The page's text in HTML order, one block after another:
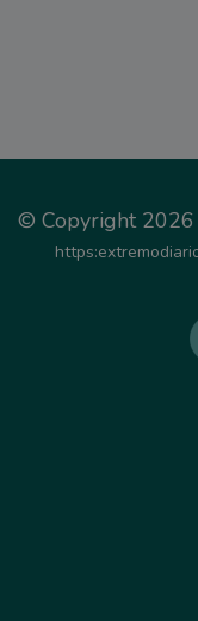
© Copyright 2026